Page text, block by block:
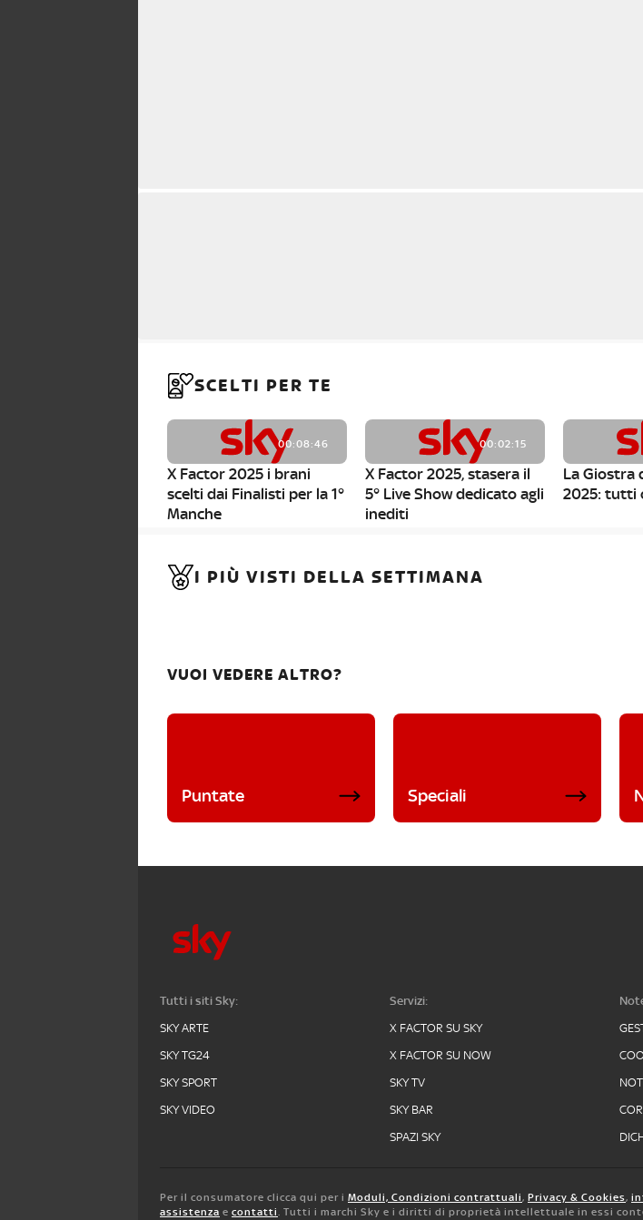
SCELTI PER TE
00:08:46
X Factor 2025 i brani
scelti dai Finalisti per la 1°
Manche
00:02:15
X Factor 2025, stasera il
5° Live Show dedicato agli
inediti
La Giostra
2025: tutti
I PIÙ VISTI DELLA SETTIMANA
VUOI VEDERE ALTRO?
Puntate Speciali
Tutti i siti Sky:
SKY ARTE
SKY TG24
SKY SPORT
SKY VIDEO
Servizi:
X FACTOR SU SKY
X FACTOR SU NOW
SKY TV
SKY BAR
SPAZI SKY
Per il consumatore clicca qui per i Moduli, Condizioni contrattuali, Privacy & Cookies,
assistenza e contatti. Tutti i marchi Sky e i diritti di proprietà intellettuale in essi